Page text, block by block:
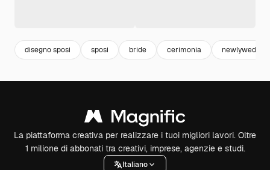
disegno sposi sposi bride cerimonia newlyweds
La piattaforma creativa per realizzare i tuoi migliori lavori. Oltre
1 milione di abbonati tra creativi, imprese, agenzie e studi.
Italiano